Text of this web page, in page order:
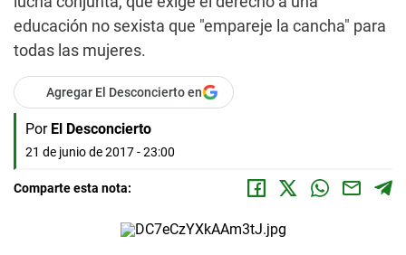
educación no sexista que "empareje la cancha" para
todas las mujeres.
Agregar El Desconcierto en
Por El Desconcierto
21 de junio de 2017 - 23:00
Comparte esta nota: